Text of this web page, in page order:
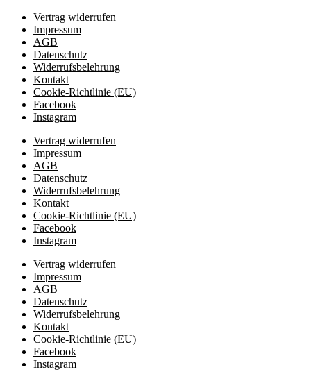
Vertrag widerrufen
Impressum
AGB
Datenschutz
Widerrufsbelehrung
Kontakt
Cookie-Richtlinie (EU)
Facebook
Instagram
Vertrag widerrufen
Impressum
AGB
Datenschutz
Widerrufsbelehrung
Kontakt
Cookie-Richtlinie (EU)
Facebook
Instagram
Vertrag widerrufen
Impressum
AGB
Datenschutz
Widerrufsbelehrung
Kontakt
Cookie-Richtlinie (EU)
Facebook
Instagram